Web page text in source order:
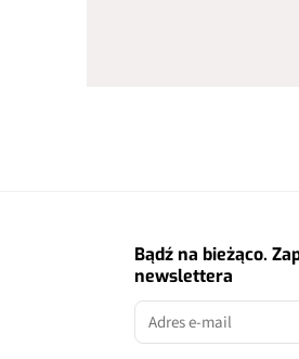
Bądź na bieżąco.
newslettera